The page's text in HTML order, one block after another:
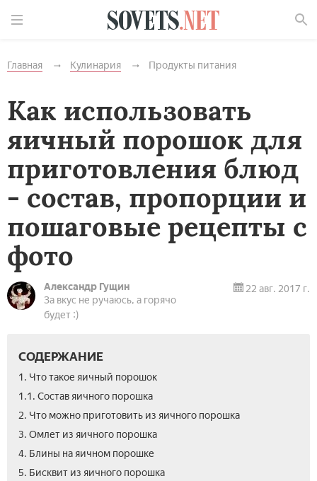
Главная Кулинария Продукты питания
Как использовать
яичный порошок для
приготовления блюд
- состав, пропорции и
пошаговые рецепты с
фото
Александр Гущин
За вкус не ручаюсь, а горячо
будет :)
22 авг. 2017 г.
СОДЕРЖАНИЕ
1. Что такое яичный порошок
1.1. Состав яичного порошка
2. Что можно приготовить из яичного порошка
3. Омлет из яичного порошка
4. Блины на яичном порошке
5. Бисквит из яичного порошка